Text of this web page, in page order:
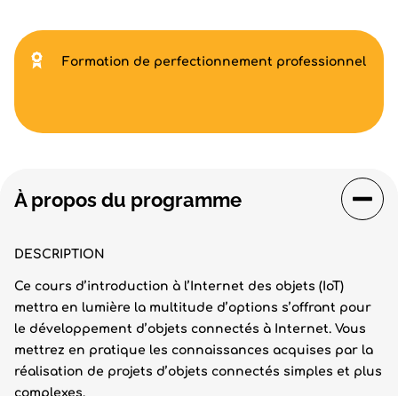
À propos du programme
DESCRIPTION
Ce cours d’introduction à l’Internet des objets (IoT)
mettra en lumière la multitude d’options s’offrant pour
le développement d’objets connectés à Internet. Vous
mettrez en pratique les connaissances acquises par la
réalisation de projets d’objets connectés simples et plus
complexes.
Formation de perfectionnement professionnel